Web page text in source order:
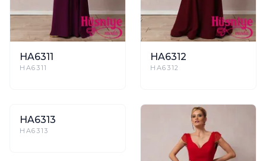
HA6311
HA6311
HA6312
HA6312
HA6313
HA6313